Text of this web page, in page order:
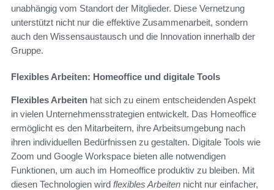
unabhängig vom Standort der Mitglieder. Diese Vernetzung
unterstützt nicht nur die effektive Zusammenarbeit, sondern
auch den Wissensaustausch und die Innovation innerhalb der
Gruppe.
Flexibles Arbeiten: Homeoffice und digitale Tools
Flexibles Arbeiten hat sich zu einem entscheidenden Aspekt
in vielen Unternehmensstrategien entwickelt. Das Homeoffice
ermöglicht es den Mitarbeitern, ihre Arbeitsumgebung nach
ihren individuellen Bedürfnissen zu gestalten. Digitale Tools wie
Zoom und Google Workspace bieten alle notwendigen
Funktionen, um auch im Homeoffice produktiv zu bleiben. Mit
diesen Technologien wird flexibles Arbeiten nicht nur einfacher,